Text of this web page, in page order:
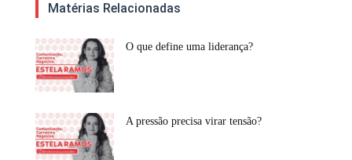
Matérias Relacionadas
O que define uma liderança?
A pressão precisa virar tensão?